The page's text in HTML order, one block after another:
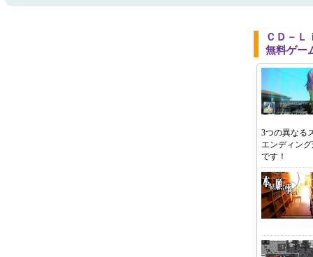
ＣＤ－Ｌ
無料ゲー
3つの異なる
エンディン
です！